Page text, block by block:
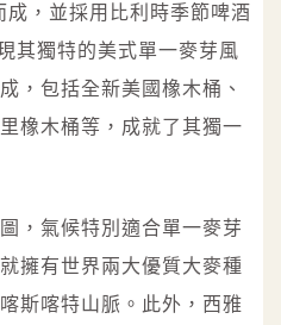
成，並採用比利時季節啤酒
其獨特的美式單一麥芽風
，包括全新美國橡木桶、
橡木桶等，成就了其獨一
，氣候特別適合單一麥芽
擁有世界兩大優質大麥種
斯喀特山脈。此外，西雅